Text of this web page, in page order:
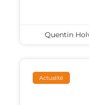
Quentin
Actualité